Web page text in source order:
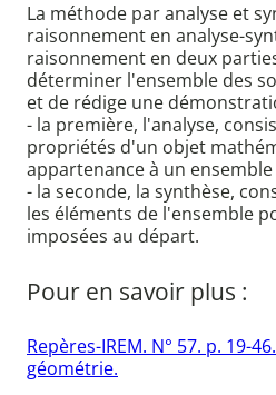
La méthode par analyse et
raisonnement en analyse-
raisonnement en deux
déterminer l'ensemble des
et de rédige une
- la première, l'analyse,
propriétés d'un objet
appartenance à un
- la seconde, la synthèse,
les éléments de l'ensemble
imposées au départ.
Pour en savoir plus :
Repères-IREM. N° 57. p. 19-
géométrie.